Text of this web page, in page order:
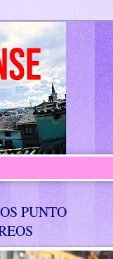
PUNTO